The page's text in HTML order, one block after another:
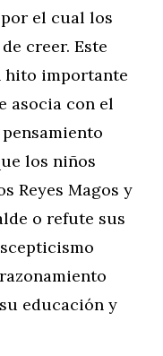
el cual los
creer. Este
hito importante
asocia con el
los niños
Reyes Magos y
o refute sus
educación y